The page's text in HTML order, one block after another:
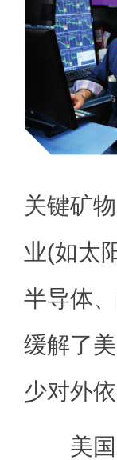
关键矿
业(如太
半导体
缓解了
少对外
美国的